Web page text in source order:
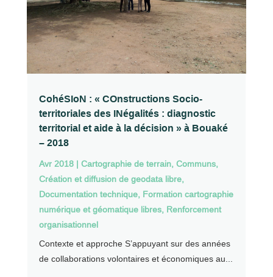
CohéSIoN : « COnstructions Socio-
territoriales des INégalités : diagnostic
territorial et aide à la décision » à Bouaké
– 2018
Avr 2018| Cartographie de terrain, Communs,
Création et diffusion de geodata libre,
Documentation technique, Formation cartographie
numérique et géomatique libres, Renforcement
organisationnel
Contexte et approche S’appuyant sur des années
de collaborations volontaires et économiques au...